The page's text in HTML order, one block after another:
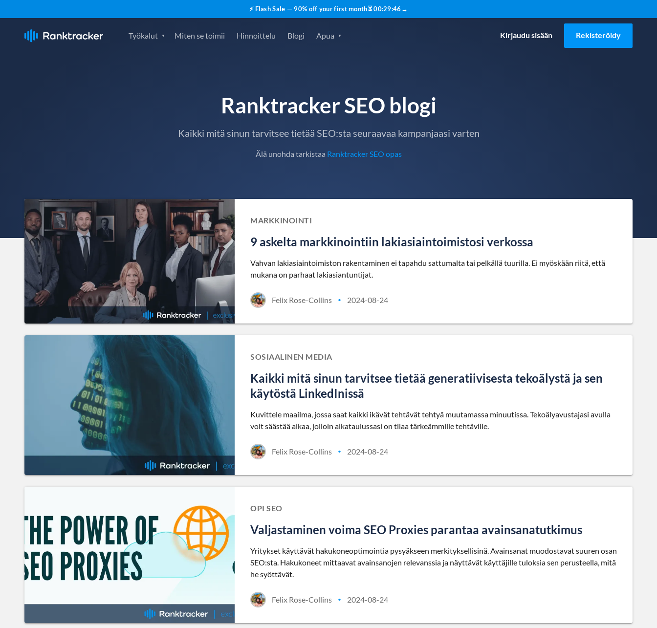
⚡ Flash Sale — 90% off your first month⏳00:29:45 →
Työkalut Miten se toimii Hinnoittelu Blogi Apua Kirjaudu sisään Rekisteröidy
Ranktracker SEO blogi
Kaikki mitä sinun tarvitsee tietää SEO:sta seuraavaa kampanjaasi varten
Älä unohda tarkistaa Ranktracker SEO opas
MARKKINOINTI
9 askelta markkinointiin lakiasiaintoimistosi verkossa
Vahvan lakiasiaintoimiston rakentaminen ei tapahdu sattumalta tai pelkällä tuurilla. Ei myöskään riitä, että
mukana on parhaat lakiasiantuntijat.
Felix Rose-Collins • 2024-08-24
SOSIAALINEN MEDIA
Kaikki mitä sinun tarvitsee tietää generatiivisesta tekoälystä ja sen
käytöstä LinkedInissä
Kuvittele maailma, jossa saat kaikki ikävät tehtävät tehtyä muutamassa minuutissa. Tekoälyavustajasi avulla
voit säästää aikaa, jolloin aikataulussasi on tilaa tärkeämmille tehtäville.
Felix Rose-Collins • 2024-08-24
OPI SEO
Valjastaminen voima SEO Proxies parantaa avainsanatutkimus
Yritykset käyttävät hakukoneoptimointia pysyäkseen merkityksellisinä. Avainsanat muodostavat suuren osan
SEO:sta. Hakukoneet mittaavat avainsanojen relevanssia ja näyttävät käyttäjille tuloksia sen perusteella, mitä
he syöttävät.
Felix Rose-Collins • 2024-08-24